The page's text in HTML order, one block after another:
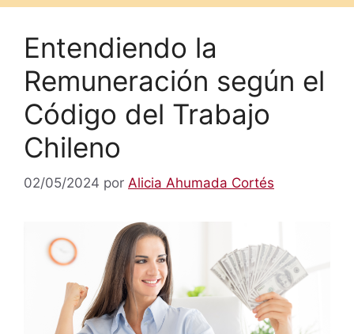
Entendiendo la
Remuneración según el
Código del Trabajo
Chileno
02/05/2024 por Alicia Ahumada Cortés